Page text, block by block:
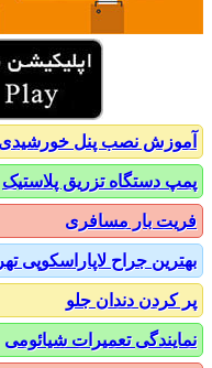
نصب پنل خورشیدی
دستگاه تزریق پلاستیک
بار مسافری
جراح لاپاراسکوپی تهران
دندان جلو
تعمیرات شیائومی